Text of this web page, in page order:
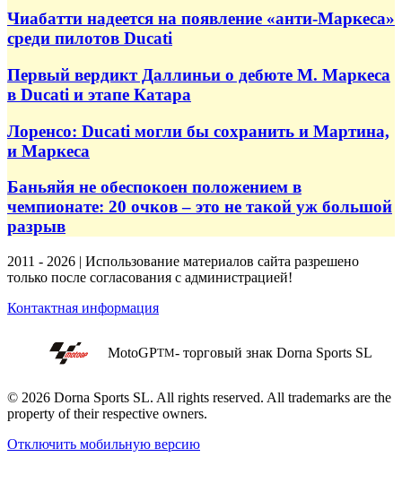
Чиабатти надеется на появление «анти-Маркеса»
среди пилотов Ducati
Первый вердикт Даллиньи о дебюте М. Маркеса
в Ducati и этапе Катара
Лоренсо: Ducati могли бы сохранить и Мартина,
и Маркеса
Баньяйя не обеспокоен положением в
чемпионате: 20 очков – это не такой уж большой
разрыв
2011 - 2026 | Использование материалов сайта разрешено
только после согласования с администрацией!
Контактная информация
MotoGPTM- торговый знак Dorna Sports SL
© 2026 Dorna Sports SL. All rights reserved. All trademarks are the
property of their respective owners.
Отключить мобильную версию